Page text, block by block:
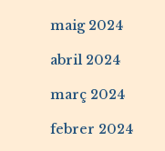
maig 2024
abril 2024
març 2024
febrer 2024